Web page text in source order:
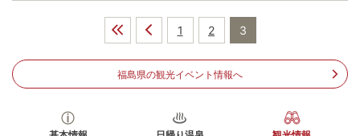
無料（4台）
※ 掲載情報は変更になる場合があります。最新の内容はご利用前にご自身でお
問合せください。
自身でお問合せください。
1 2 3
福島県の観光イベント情報へ